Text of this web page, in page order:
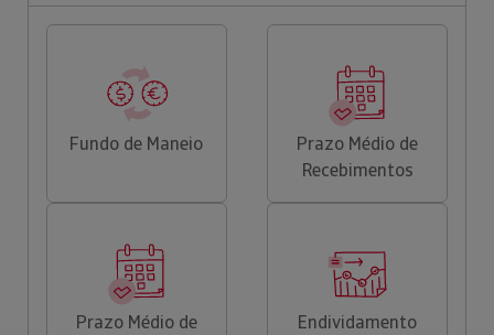
Fundo de Maneio
Prazo Médio de
Recebimentos
Prazo Médio de
Endividamento